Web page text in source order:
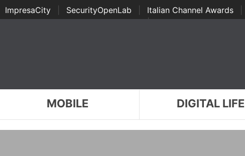
ImpresaCity SecurityOpenLab Italian Channel Awards
Awards | ...
MOBILE DIGITAL LIFE